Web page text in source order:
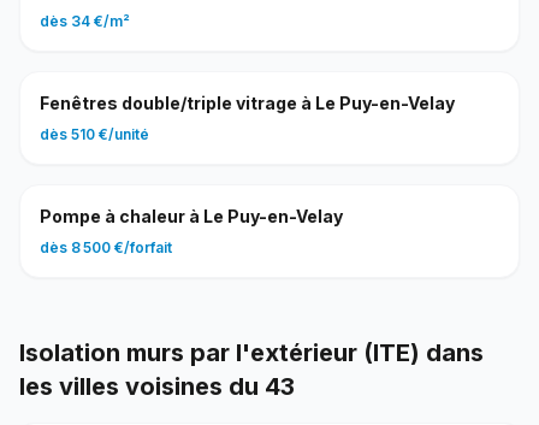
dès 34 €/m²
Fenêtres double/triple vitrage à Le Puy-en-Velay
dès 510 €/unité
Pompe à chaleur à Le Puy-en-Velay
dès 8 500 €/forfait
Isolation murs par l'extérieur (ITE) dans
les villes voisines du 43